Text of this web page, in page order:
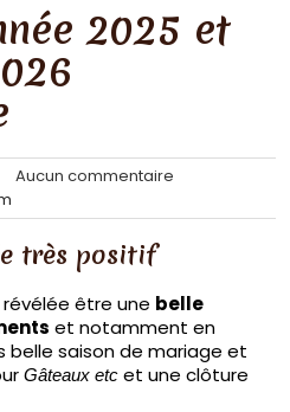
2025 et
Aucun commentaire
très positif
révélée être une belle
et notamment en
belle saison de mariage et
Gâteaux etc et une clôture